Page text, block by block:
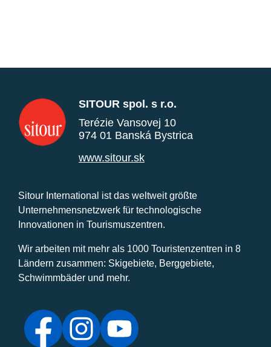
SITOUR spol. s r.o.
Terézie Vansovej 10
974 01 Banská Bystrica
www.sitour.sk
Sitour International ist das weltweit größte
Unternehmensnetzwerk für technologische
Innovationen in Tourismuszentren.
Wir arbeiten mit mehr als 1000 Touristenzentren in 8
Ländern zusammen: Skigebiete, Berggebiete,
Schwimmbäder und mehr.